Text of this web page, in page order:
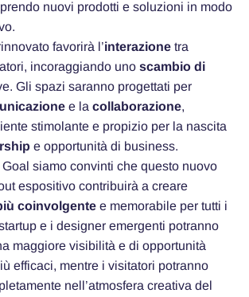
nuovi prodotti e soluzioni in modo
favorirà l’interazione tra
incoraggiando uno scambio di
Gli spazi saranno progettati per
e la collaborazione,
stimolante e propizio per la nascita
e opportunità di business.
siamo convinti che questo nuovo
espositivo contribuirà a creare
coinvolgente e memorabile per tutti i
e i designer emergenti potranno
maggiore visibilità e di opportunità
efficaci, mentre i visitatori potranno
nell’atmosfera creativa del